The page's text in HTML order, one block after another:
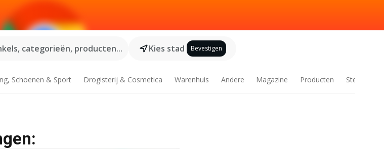
categorieën, producten...
Kies stad Bevestigen
Schoenen & Sport Drogisterij & Cosmetica Warenhuis Andere Magazine Producten Steden